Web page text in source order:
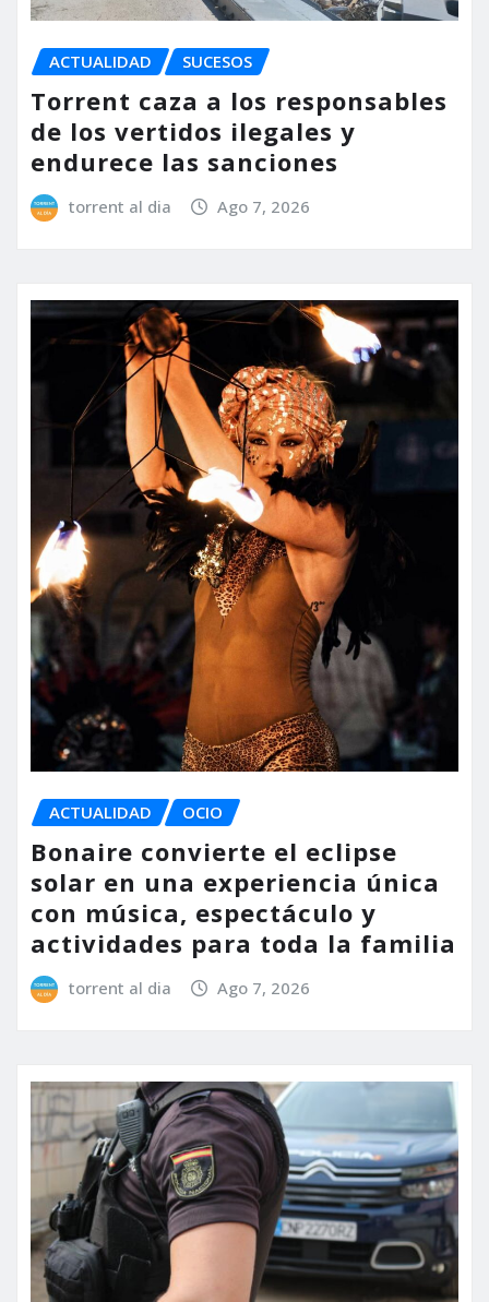
ACTUALIDAD SUCESOS
Torrent caza a los responsables
de los vertidos ilegales y
endurece las sanciones
torrent al dia Ago 7, 2026
ACTUALIDAD OCIO
Bonaire convierte el eclipse
solar en una experiencia única
con música, espectáculo y
actividades para toda la familia
torrent al dia Ago 7, 2026